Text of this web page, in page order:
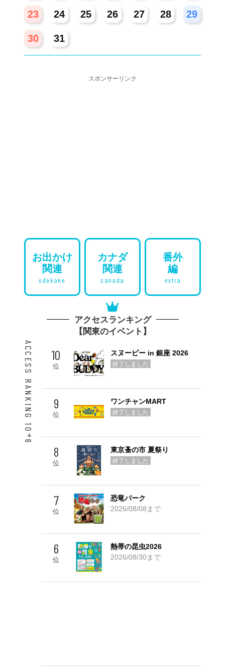
23 24 25 26 27 28 29
30 31
スポンサーリンク
お出かけ
関連
odekake
カナダ
関連
canada
番外
編
extra
アクセスランキング
【関東のイベント】
ACCESS RANKING 10
6
10
位
スヌーピー in 銀座 2026
終了しました
9
位
ワンチャンMART
終了しました
8
位
東京蚤の市 夏祭り
終了しました
7
位
恐竜パーク
2026/08/08まで
6
位
熱帯の昆虫2026
2026/08/30まで